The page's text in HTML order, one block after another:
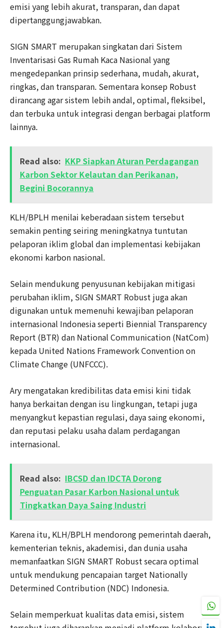
emisi yang lebih akurat, transparan, dan dapat
dipertanggungjawabkan.
SIGN SMART merupakan singkatan dari Sistem
Inventarisasi Gas Rumah Kaca Nasional yang
mengedepankan prinsip sederhana, mudah, akurat,
ringkas, dan transparan. Sementara konsep Robust
dirancang agar sistem lebih andal, optimal, fleksibel,
dan terbuka untuk integrasi dengan berbagai platform
lainnya.
Read also: KKP Siapkan Aturan Perdagangan
Karbon Sektor Kelautan dan Perikanan,
Begini Bocorannya
KLH/BPLH menilai keberadaan sistem tersebut
semakin penting seiring meningkatnya tuntutan
pelaporan iklim global dan implementasi kebijakan
ekonomi karbon nasional.
Selain mendukung penyusunan kebijakan mitigasi
perubahan iklim, SIGN SMART Robust juga akan
digunakan untuk memenuhi kewajiban pelaporan
internasional Indonesia seperti Biennial Transparency
Report (BTR) dan National Communication (NatCom)
kepada United Nations Framework Convention on
Climate Change (UNFCCC).
Ary mengatakan kredibilitas data emisi kini tidak
hanya berkaitan dengan isu lingkungan, tetapi juga
menyangkut kepastian regulasi, daya saing ekonomi,
dan reputasi pelaku usaha dalam perdagangan
internasional.
Read also: IBCSD dan IDCTA Dorong
Penguatan Pasar Karbon Nasional untuk
Tingkatkan Daya Saing Industri
Karena itu, KLH/BPLH mendorong pemerintah daerah,
kementerian teknis, akademisi, dan dunia usaha
memanfaatkan SIGN SMART Robust secara optimal
untuk mendukung pencapaian target Nationally
Determined Contribution (NDC) Indonesia.
Selain memperkuat kualitas data emisi, sistem